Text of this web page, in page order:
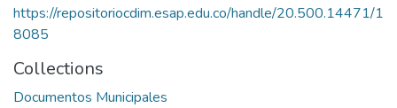
https://repositoriocdim.esap.edu.co/handle/20.500.14471/1
8085
Collections
Documentos Municipales